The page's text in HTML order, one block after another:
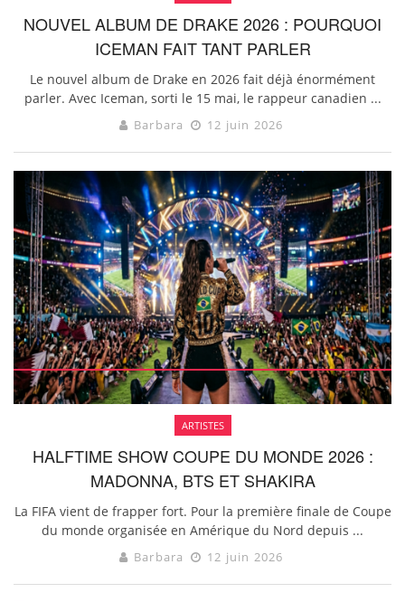
NOUVEL ALBUM DE DRAKE 2026 : POURQUOI
ICEMAN FAIT TANT PARLER
Le nouvel album de Drake en 2026 fait déjà énormément
parler. Avec Iceman, sorti le 15 mai, le rappeur canadien ...
Barbara 12 juin 2026
ARTISTES
HALFTIME SHOW COUPE DU MONDE 2026 :
MADONNA, BTS ET SHAKIRA
La FIFA vient de frapper fort. Pour la première finale de Coupe
du monde organisée en Amérique du Nord depuis ...
Barbara 12 juin 2026